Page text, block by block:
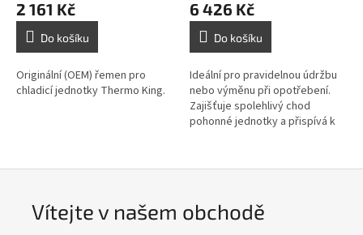
2 161 Kč
Do košíku
Originální (OEM) řemen pro
chladicí jednotky Thermo King.
6 426 Kč
Do košíku
Ideální pro pravidelnou údržbu
nebo výměnu při opotřebení.
Zajišťuje spolehlivý chod
pohonné jednotky a přispívá k
Vítejte v našem obchodě